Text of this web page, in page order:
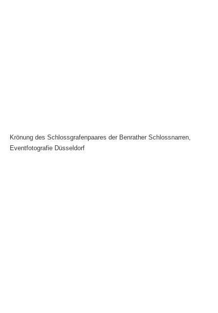
Krönung des Schlossgrafenpaares der Benrather Schlossnarren,
Eventfotografie Düsseldorf